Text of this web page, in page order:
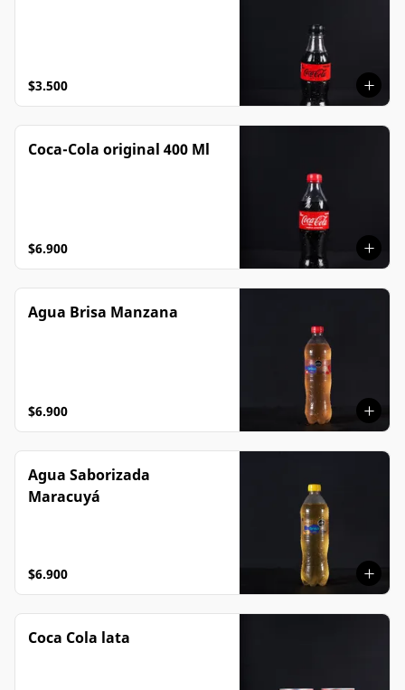
$3.500
Coca-Cola original 400 Ml
$6.900
Agua Brisa Manzana
$6.900
Agua Saborizada
Maracuyá
$6.900
Coca Cola lata